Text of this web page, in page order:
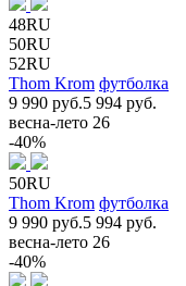
48RU
50RU
52RU
Thom Krom футболка
9 990 руб.5 994 руб.
весна-лето 26
-40%
50RU
Thom Krom футболка
9 990 руб.5 994 руб.
весна-лето 26
-40%